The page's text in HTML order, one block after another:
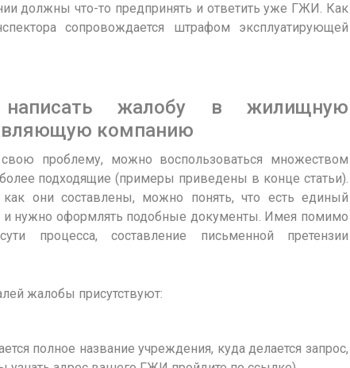
должны что-то предпринять и ответить уже ГЖИ. Как
сопровождается штрафом эксплуатирующей
жалобу в жилищную
компанию
проблему, можно воспользоваться множеством
подходящие (примеры приведены в конце статьи).
они составлены, можно понять, что есть единый
и нужно оформлять подобные документы. Имея помимо
процесса, составление письменной претензии
жалобы присутствуют:
полное название учреждения, куда делается запрос,